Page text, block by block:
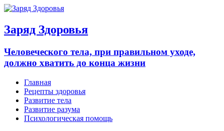
Заряд Здоровья
Человеческого тела, при правильном уходе,
должно хватить до конца жизни
Главная
Рецепты здоровья
Развитие тела
Развитие разума
Психологическая помощь